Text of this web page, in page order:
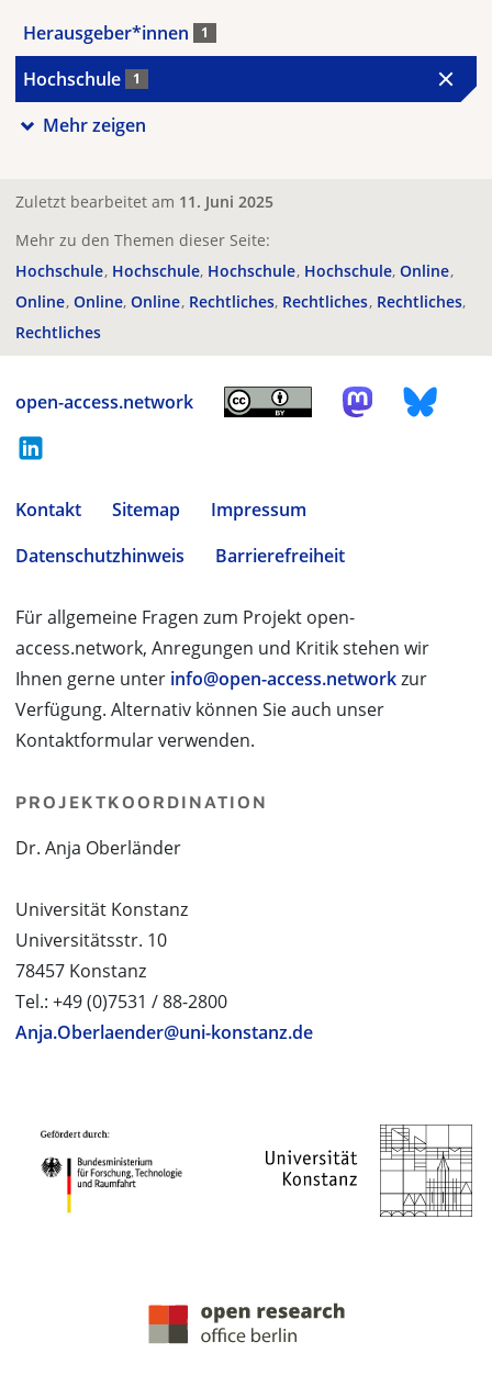
Herausgeber*innen 1
Hochschule 1
Mehr zeigen
Zuletzt bearbeitet am 11. Juni 2025
Mehr zu den Themen dieser Seite:
Hochschule Hochschule Hochschule Hochschule Online
Online Online Online Rechtliches Rechtliches Rechtliches
Rechtliches
open-access.network
Kontakt Sitemap
Impressum
Datenschutzhinweis
Barrierefreiheit
Für allgemeine Fragen zum Projekt open-
access.network, Anregungen und Kritik stehen wir
Ihnen gerne unter info@open-access.networkzur
Verfügung. Alternativ können Sie auch unser
Kontaktformular verwenden.
PROJEKTKOORDINATION
Dr. Anja Oberländer
Universität Konstanz
Universitätsstr. 10
78457 Konstanz
Tel.: +49 (0)7531 / 88-2800
Anja.Oberlaender@uni-konstanz.de